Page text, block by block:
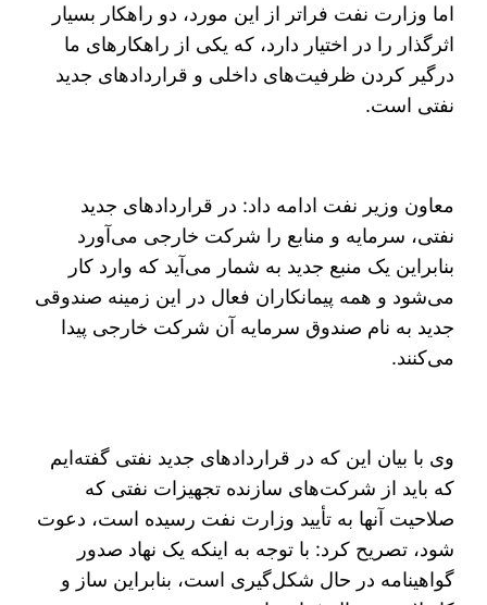
اما وزارت نفت فراتر از این مورد، دو راهکار بسیار
اثرگذار را در اختیار دارد، که یکی از راهکارهای ما
درگیر کردن ظرفیت‌های داخلی و قراردادهای جدید
نفتی است.
معاون وزیر نفت ادامه داد: در قراردادهای جدید
نفتی، سرمایه و منابع را شرکت خارجی می‌آورد
بنابراین یک منبع جدید به شمار می‌آید که وارد کار
می‌شود و همه پیمانکاران فعال در این زمینه صندوقی
جدید به نام صندوق سرمایه آن شرکت خارجی پیدا
می‌کنند.
وی با بیان این که در قراردادهای جدید نفتی گفته‌ایم
که باید از شرکت‌های سازنده تجهیزات نفتی که
صلاحیت آنها به تأیید وزارت نفت رسیده است، دعوت
شود، تصریح کرد: با توجه به اینکه یک نهاد صدور
گواهینامه در حال شکل‌گیری است، بنابراین ساز و